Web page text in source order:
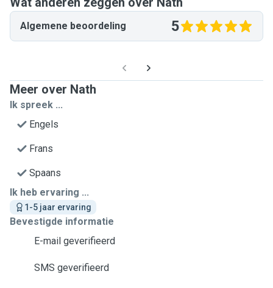
Algemene beoordeling 5
Meer over Nath
Ik spreek ...
Engels
Frans
Spaans
Ik heb ervaring ...
1-5 jaar ervaring
Bevestigde informatie
E-mail geverifieerd
SMS geverifieerd